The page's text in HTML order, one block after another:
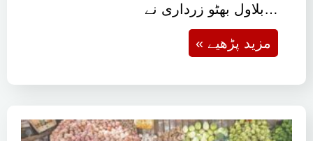
بلاول بھٹو زرداری نے…
« مزید پڑھیے